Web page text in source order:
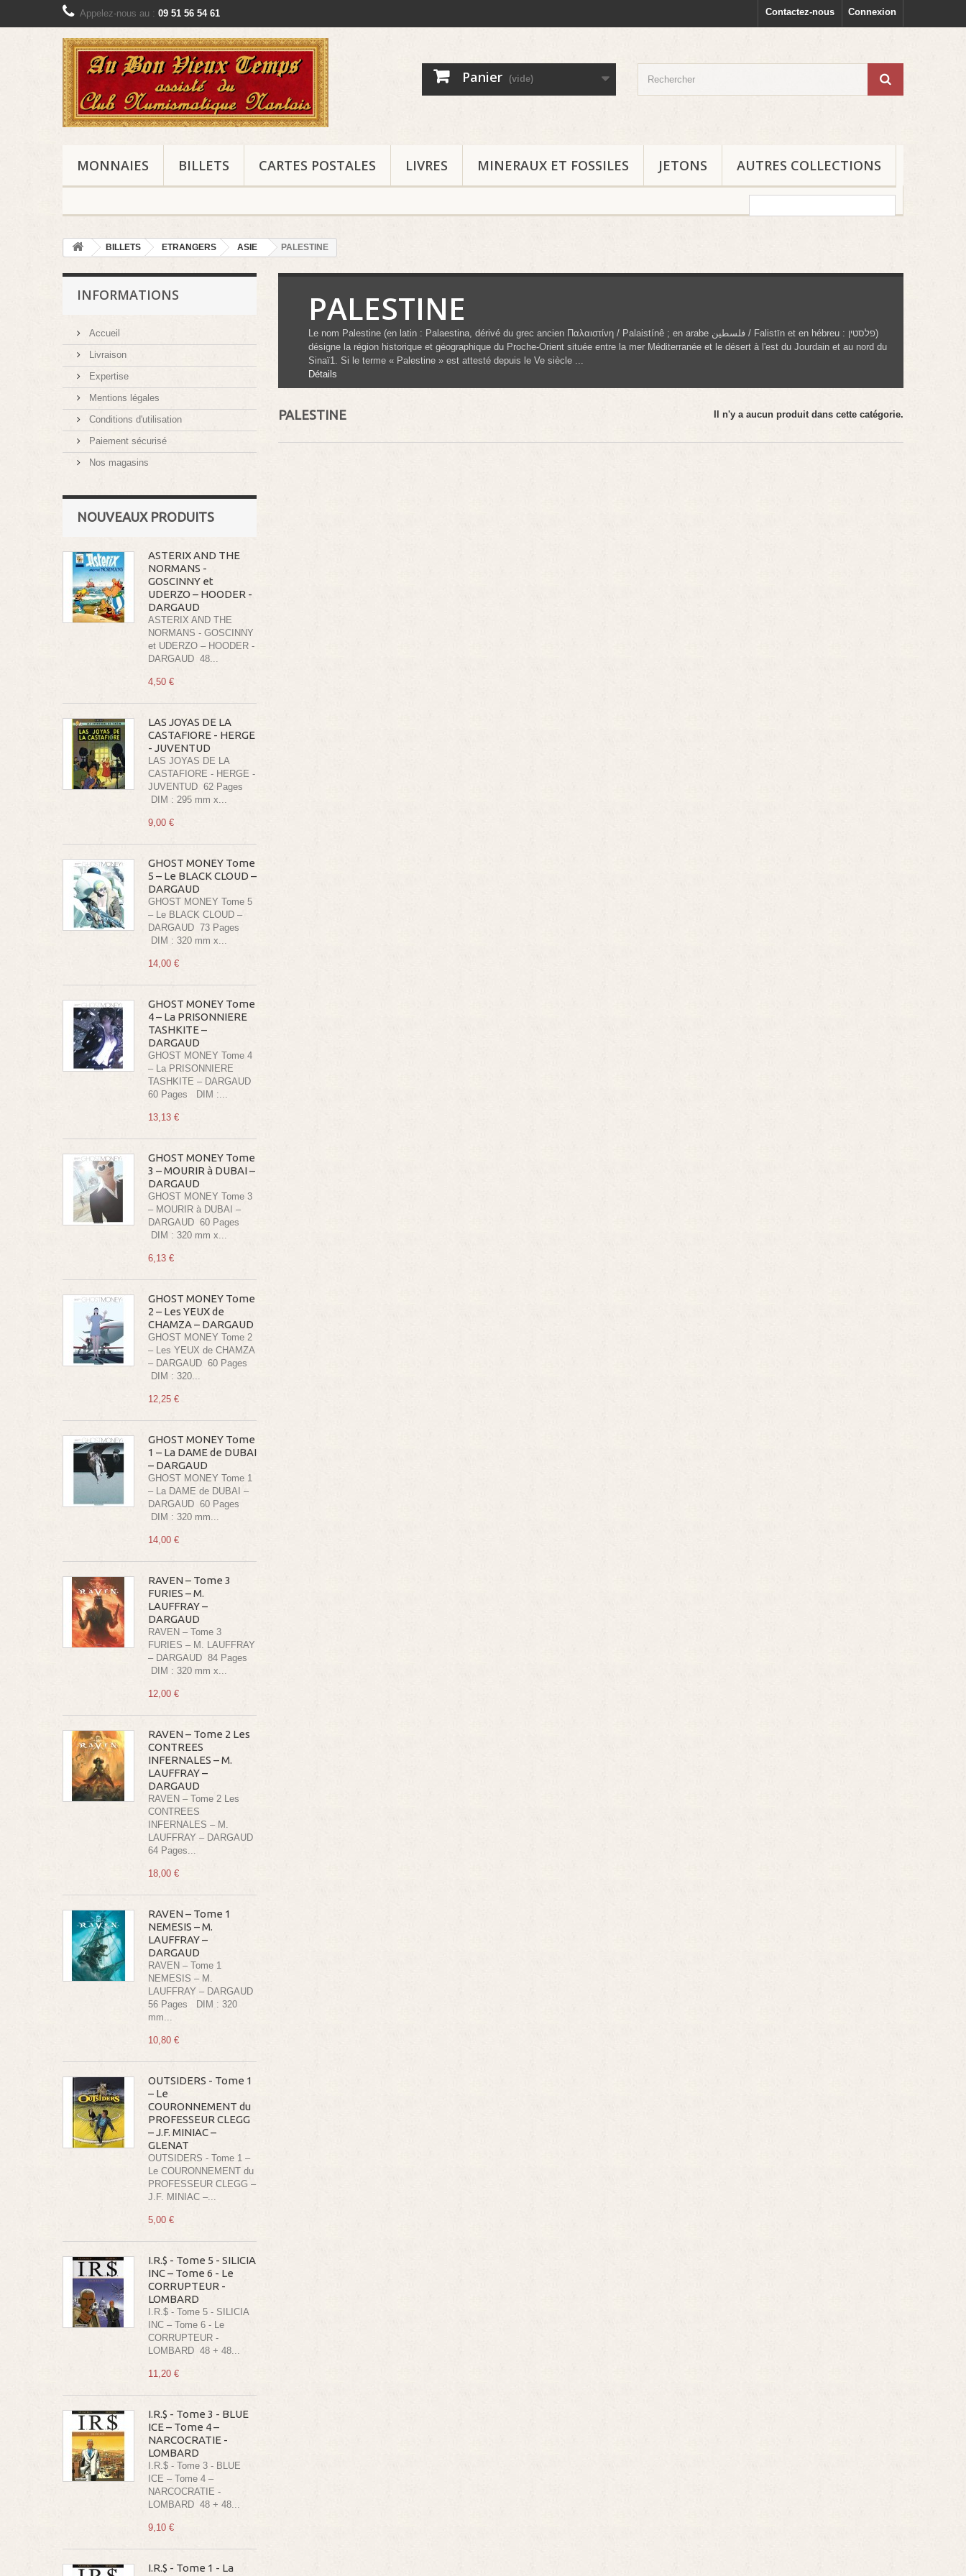
Connexion
Contactez-nous
Appelez-nous au : 09 51 56 54 61
Panier (vide)
MONNAIES BILLETS CARTES POSTALES LIVRES MINERAUX ET FOSSILES JETONS AUTRES COLLECTIONS
BILLETS ETRANGERS ASIE PALESTINE
INFORMATIONS
Accueil
Livraison
Expertise
Mentions légales
Conditions d'utilisation
Paiement sécurisé
Nos magasins
NOUVEAUX PRODUITS
ASTERIX AND THE
NORMANS -
GOSCINNY et
UDERZO – HOODER -
DARGAUD
ASTERIX AND THE
NORMANS - GOSCINNY
et UDERZO – HOODER -
DARGAUD 48...
4,50 €
LAS JOYAS DE LA
CASTAFIORE - HERGE
- JUVENTUD
LAS JOYAS DE LA
CASTAFIORE - HERGE -
JUVENTUD 62 Pages
DIM : 295 mm x...
9,00 €
GHOST MONEY Tome
5 – Le BLACK CLOUD –
DARGAUD
GHOST MONEY Tome 5
– Le BLACK CLOUD –
DARGAUD 73 Pages
DIM : 320 mm x...
14,00 €
GHOST MONEY Tome
4 – La PRISONNIERE
TASHKITE –
DARGAUD
GHOST MONEY Tome 4
– La PRISONNIERE
TASHKITE – DARGAUD
60 Pages DIM :...
13,13 €
GHOST MONEY Tome
3 – MOURIR à DUBAI –
DARGAUD
GHOST MONEY Tome 3
– MOURIR à DUBAI –
DARGAUD 60 Pages
DIM : 320 mm x...
6,13 €
GHOST MONEY Tome
2 – Les YEUX de
CHAMZA – DARGAUD
GHOST MONEY Tome 2
– Les YEUX de CHAMZA
– DARGAUD 60 Pages
DIM : 320...
12,25 €
GHOST MONEY Tome
1 – La DAME de DUBAI
– DARGAUD
GHOST MONEY Tome 1
– La DAME de DUBAI –
DARGAUD 60 Pages
DIM : 320 mm...
14,00 €
RAVEN – Tome 3
FURIES – M.
LAUFFRAY –
DARGAUD
RAVEN – Tome 3
FURIES – M. LAUFFRAY
– DARGAUD 84 Pages
DIM : 320 mm x...
12,00 €
RAVEN – Tome 2 Les
CONTREES
INFERNALES – M.
LAUFFRAY –
DARGAUD
RAVEN – Tome 2 Les
CONTREES
INFERNALES – M.
LAUFFRAY – DARGAUD
64 Pages...
18,00 €
RAVEN – Tome 1
NEMESIS – M.
LAUFFRAY –
DARGAUD
RAVEN – Tome 1
NEMESIS – M.
LAUFFRAY – DARGAUD
56 Pages DIM : 320
mm...
10,80 €
OUTSIDERS - Tome 1
– Le
COURONNEMENT du
PROFESSEUR CLEGG
– J.F. MINIAC –
GLENAT
OUTSIDERS - Tome 1 –
Le COURONNEMENT du
PROFESSEUR CLEGG –
J.F. MINIAC –...
5,00 €
I.R.$ - Tome 5 - SILICIA
INC – Tome 6 - Le
CORRUPTEUR -
LOMBARD
I.R.$ - Tome 5 - SILICIA
INC – Tome 6 - Le
CORRUPTEUR -
LOMBARD 48 + 48...
11,20 €
I.R.$ - Tome 3 - BLUE
ICE – Tome 4 –
NARCOCRATIE -
LOMBARD
I.R.$ - Tome 3 - BLUE
ICE – Tome 4 –
NARCOCRATIE -
LOMBARD 48 + 48...
9,10 €
I.R.$ - Tome 1 - La
PALESTINE
Le nom Palestine (en latin : Palaestina, dérivé du grec ancien Παλαιστίνη / Palaistínê ; en arabe فلسطين / Falistīn et en hébreu : פלסטין)
désigne la région historique et géographique du Proche-Orient située entre la mer Méditerranée et le désert à l'est du Jourdain et au nord du
Sinaï1. Si le terme « Palestine » est attesté depuis le Ve siècle ...
Détails
PALESTINE Il n'y a aucun produit dans cette catégorie.